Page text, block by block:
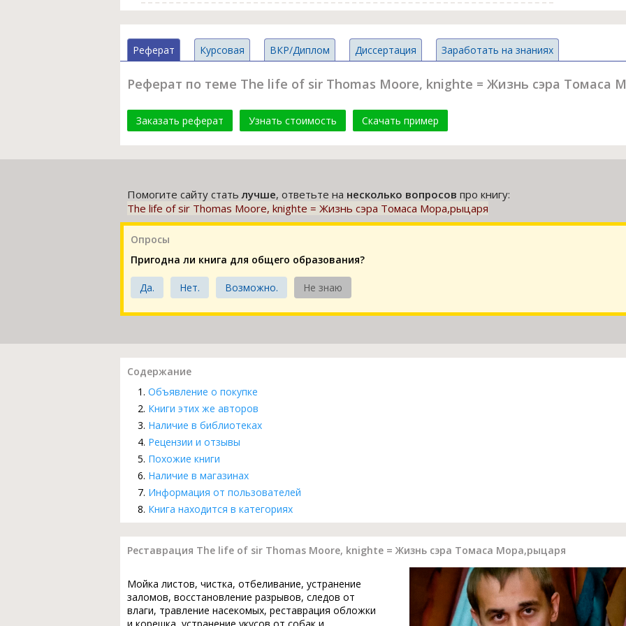
Реферат Курсовая ВКР/Диплом Диссертация Заработать на знаниях
Реферат по теме The life of sir Thomas Moore, knighte = Жизнь сэра Томаса
Заказать реферат Узнать стоимость Скачать пример
Помогите сайту статьлучше, ответьте на несколько вопросов про книгу:
The life of sir Thomas Moore, knighte = Жизнь сэра Томаса Мора,рыцаря
Опросы
Пригодна ли книга для общего образования?
Да. Нет. Возможно. Не знаю
Содержание
Объявление о покупке
Книги этих же авторов
Наличие в библиотеках
Рецензии и отзывы
Похожие книги
Наличие в магазинах
Информация от пользователей
Книга находится в категориях
Реставрация The life of sir Thomas Moore, knighte = Жизнь сэра Томаса Мора,рыцаря
Мойка листов, чистка, отбеливание, устранение
заломов, восстановление разрывов, следов от
влаги, травление насекомых, реставрация обложки